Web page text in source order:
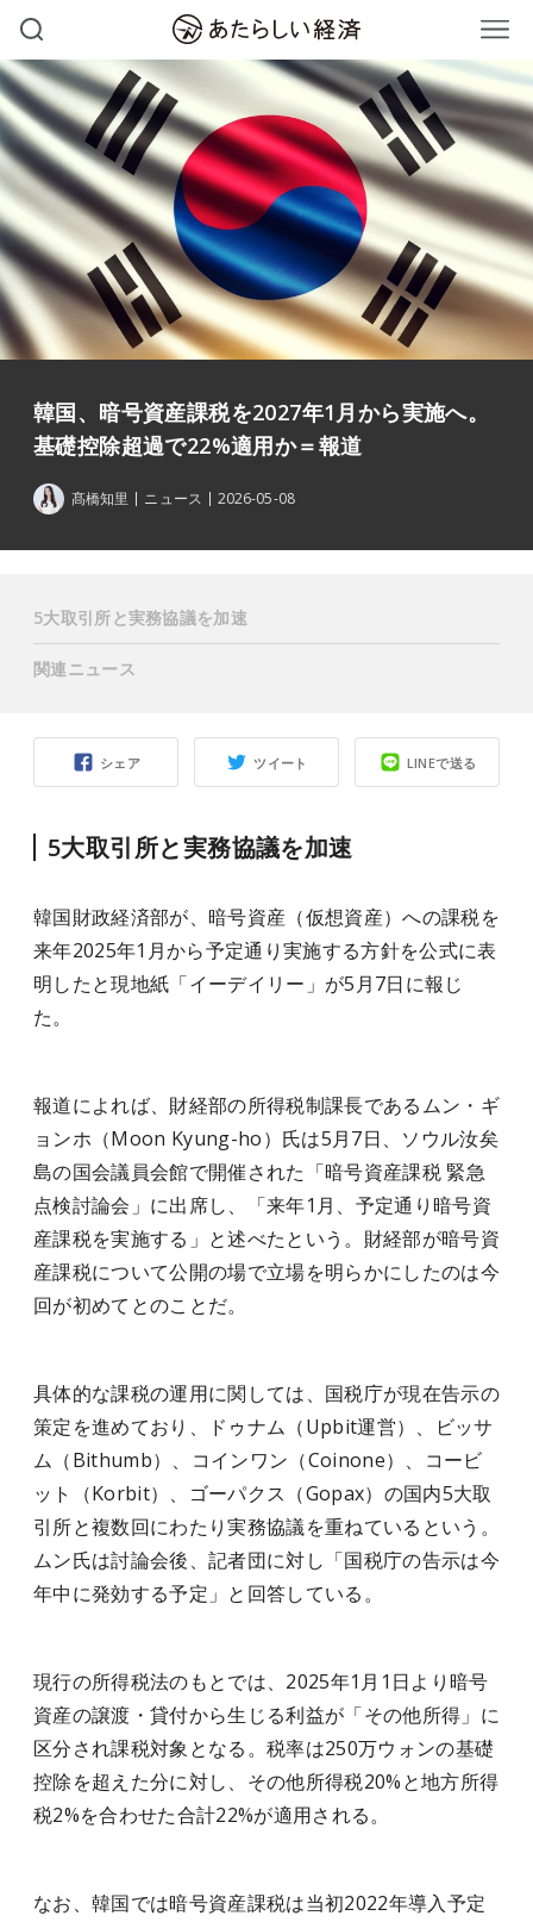
韓国、暗号資産課税を2027年1月から実施へ。
基礎控除超過で22%適用か＝報道
髙橋知里 ニュース 2026-05-08
シェア ツイート LINEで送る
5大取引所と実務協議を加速
韓国財政経済部が、暗号資産（仮想資産）への課税を
来年2025年1月から予定通り実施する方針を公式に表
明したと現地紙「イーデイリー」が5月7日に報じ
た。
報道によれば、財経部の所得税制課長であるムン・ギ
ョンホ（Moon Kyung-ho）氏は5月7日、ソウル汝矣
島の国会議員会館で開催された「暗号資産課税 緊急
点検討論会」に出席し、「来年1月、予定通り暗号資
産課税を実施する」と述べたという。財経部が暗号資
産課税について公開の場で立場を明らかにしたのは今
回が初めてとのことだ。
具体的な課税の運用に関しては、国税庁が現在告示の
策定を進めており、ドゥナム（Upbit運営）、ビッサ
ム（Bithumb）、コインワン（Coinone）、コービ
ット（Korbit）、ゴーパクス（Gopax）の国内5大取
引所と複数回にわたり実務協議を重ねているという。
ムン氏は討論会後、記者団に対し「国税庁の告示は今
年中に発効する予定」と回答している。
現行の所得税法のもとでは、2025年1月1日より暗号
資産の譲渡・貸付から生じる利益が「その他所得」に
区分され課税対象となる。税率は250万ウォンの基礎
控除を超えた分に対し、その他所得税20%と地方所得
税2%を合わせた合計22%が適用される。
なお、韓国では暗号資産課税は当初2022年導入予定
5大取引所と実務協議を加速
関連ニュース